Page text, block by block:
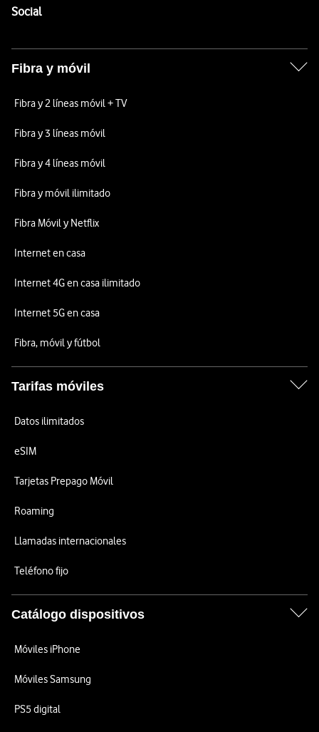
SocialEnlaces a las redes sociales de Vodafone
Fibra y móvil
Fibra y 2 líneas móvil + TV
Fibra y 3 líneas móvil
Fibra y 4 líneas móvil
Fibra y móvil ilimitado
Fibra Móvil y Netflix
Internet en casa
Internet 4G en casa ilimitado
Internet 5G en casa
Fibra, móvil y fútbol
Tarifas móviles
Datos ilimitados
eSIM
Tarjetas Prepago Móvil
Roaming
Llamadas internacionales
Teléfono fijo
Catálogo dispositivos
Móviles iPhone
Móviles Samsung
PS5 digital